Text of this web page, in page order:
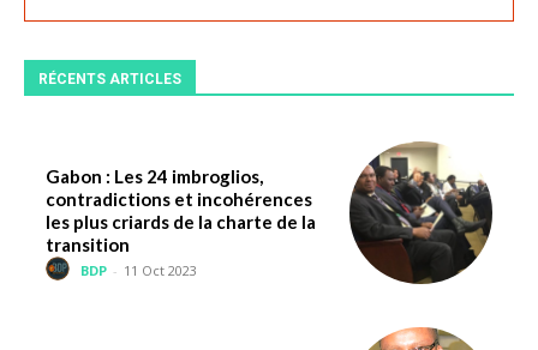
RÉCENTS ARTICLES
Gabon : Les 24 imbroglios,
contradictions et incohérences
les plus criards de la charte de la
transition
BDP - 11 Oct 2023